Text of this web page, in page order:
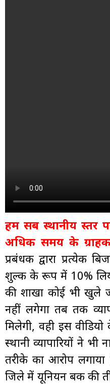
हम सब स्थानीय स्तर
अधिक समय के
प्रबंधक द्वारा प्रत्येक
शुल्क के रूप में 10%
की शाखा कोई भी खुले
नहीं लगेगा तब तक
मिलेगी, वही इस
स्थानी व्यापारियों ने
तरीके का आरोप
जिले में यूनियन बैंक की